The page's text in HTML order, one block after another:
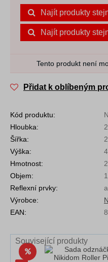
Najít produkty
Najít produkty
Tento produkt není
Přidat k oblíbeným
Kód produktu:
Hloubka:
Šířka:
Výška:
Hmotnost:
Objem:
Reflexní prvky:
Výrobce:
EAN:
Související produkty